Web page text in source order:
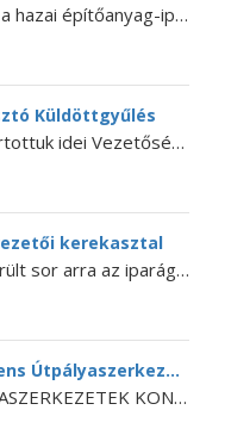
Öt szövetség együtt a hazai építőanyag-ipar jövőjéért – Megalakult a Szilikátipari Egyeztető Fórum 2025. június 12-én megalakult a Szilikátipari Egyeztető Fórum…
Küldöttgyűlés
2025. május 13-án tartottuk idei Vezetőségválasztó Küldöttgyűlésünket. A XLX. Küldöttgyűlés nyitó előadását Bihari Ádám (a NaturARCH Csoport tulajdonosa és ügyvezetője,…
kerekasztal
2025. április 17-én került sor arra az iparági kerekasztal-beszélgetésre, amelyet még 2024 októberében kezdeményezett Lánszki Regő építészeti államtitkár, országos főépítész.…
Beszámoló – I. Reziliens Útpályaszerkezetek Konferencia
I. REZILIENS ÚTPÁLYASZERKEZETEK KONFERENCIA Az SZTE Beton szakosztálya, a BME Építőanyagok és Magasépítés Tanszéke és Út és Vasútépítési Tanszéke, a Budapesti…